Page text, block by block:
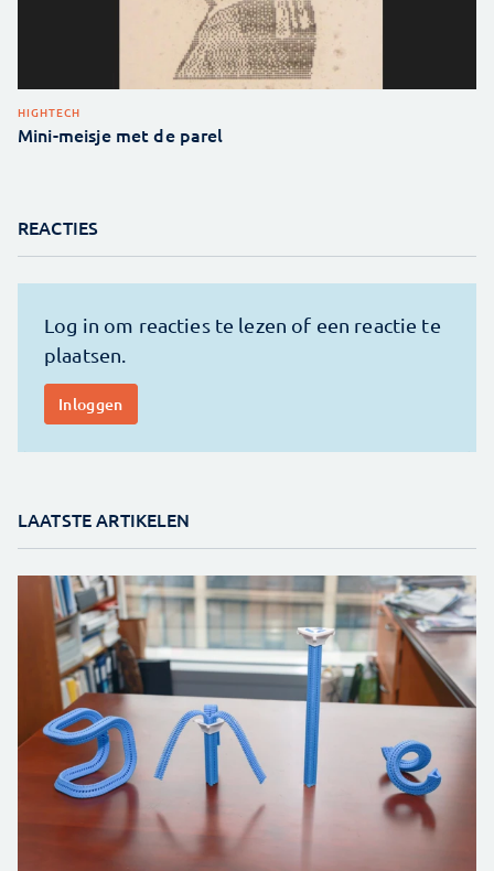
HIGHTECH
Mini-meisje met de parel
REACTIES
LAATSTE ARTIKELEN